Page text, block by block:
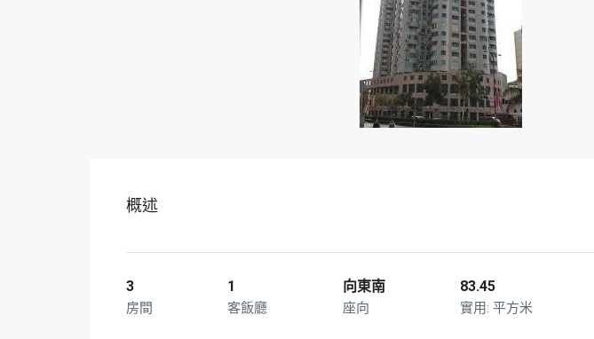
概述
3
房間
1
客飯廳
向東南
座向
83.45
平方米